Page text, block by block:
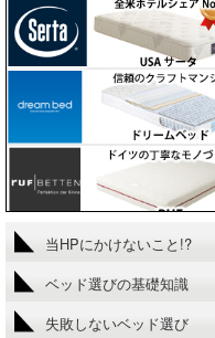
当HPにかけないこと!?
ベッド選びの基礎知識
失敗しないベッド選び